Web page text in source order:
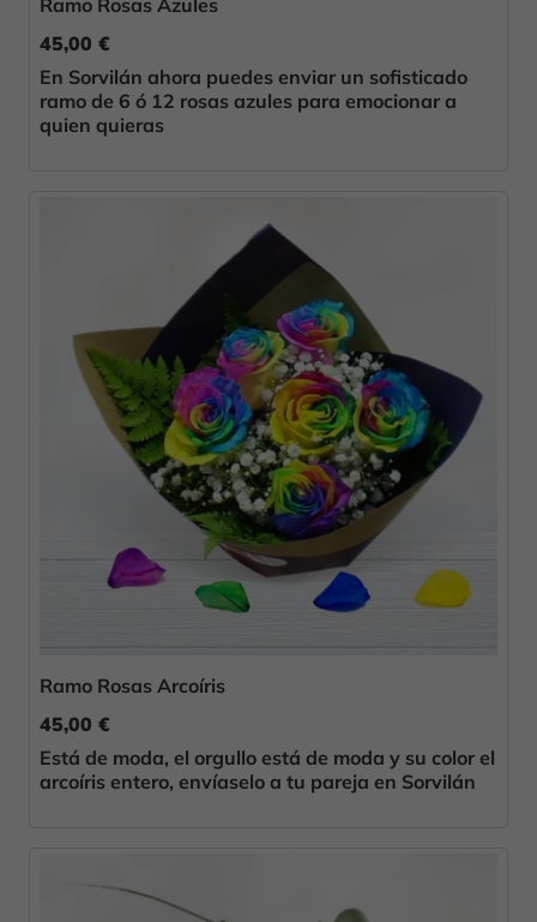
45,00 €
En Sorvilán ahora puedes enviar un sofisticado
ramo de 6 ó 12 rosas azules para emocionar a
quien quieras
Ramo Rosas Arcoíris
45,00 €
Está de moda, el orgullo está de moda y su color el
arcoíris entero, envíaselo a tu pareja en Sorvilán